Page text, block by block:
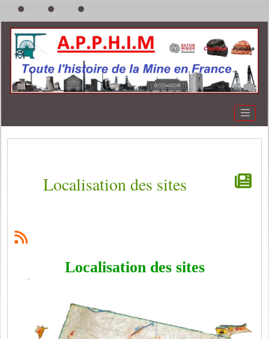
Localisation des sites
Localisation des sites